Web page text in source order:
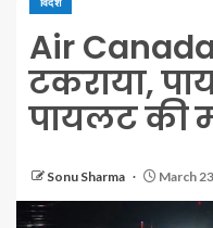
Air
टकराया,
पायलट की
Sonu Sharma March